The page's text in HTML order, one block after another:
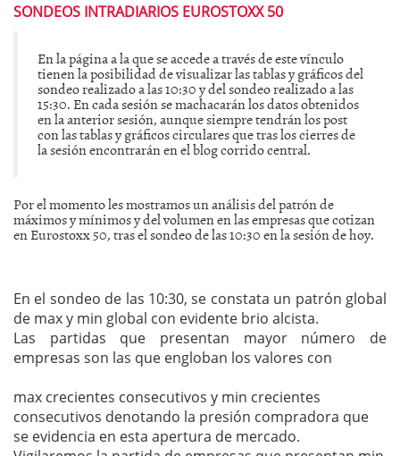
SONDEOS INTRADIARIOS EUROSTOXX 50
En la página a la que se accede a través de este vínculo
tienen la posibilidad de visualizar las tablas y gráficos del
sondeo realizado a las 10:30 y del sondeo realizado a las
15:30. En cada sesión se machacarán los datos obtenidos
en la anterior sesión, aunque siempre tendrán los post
con las tablas y gráficos circulares que tras los cierres de
la sesión encontrarán en el blog corrido central.
Por el momento les mostramos un análisis del patrón de
máximos y mínimos y del volumen en las empresas que cotizan
en Eurostoxx 50, tras el sondeo de las 10:30 en la sesión de hoy.
En el sondeo de las 10:30, se constata un patrón global
de max y min global con evidente brio alcista.
Las partidas que presentan mayor número de
empresas son las que engloban los valores con
max crecientes consecutivos y min crecientes
consecutivos denotando la presión compradora que
se evidencia en esta apertura de mercado.